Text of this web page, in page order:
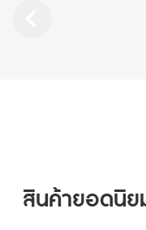
สินค้ายอดนิย